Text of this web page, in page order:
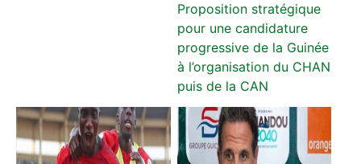
Proposition stratégique
pour une candidature
progressive de la Guinée
à l’organisation du CHAN
puis de la CAN